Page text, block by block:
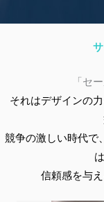
「セ
それはデザインの
競争の激しい時代で
信頼感を与